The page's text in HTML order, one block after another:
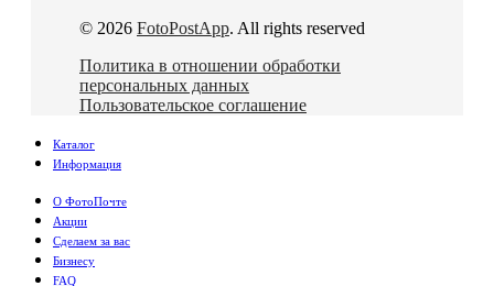
© 2026 FotoPostApp. All rights reserved
Политика в отношении обработки
персональных данных
Пользовательское соглашение
Каталог
Информация
О ФотоПочте
Акции
Сделаем за вас
Бизнесу
FAQ